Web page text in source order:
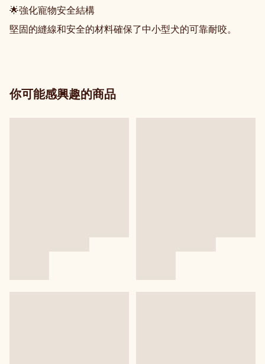
🌟強化寵物安全結構
堅固的縫線和安全的材料確保了中小型犬的可靠耐咬。
你可能感興趣的商品